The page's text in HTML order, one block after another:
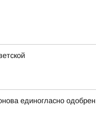
единогласно